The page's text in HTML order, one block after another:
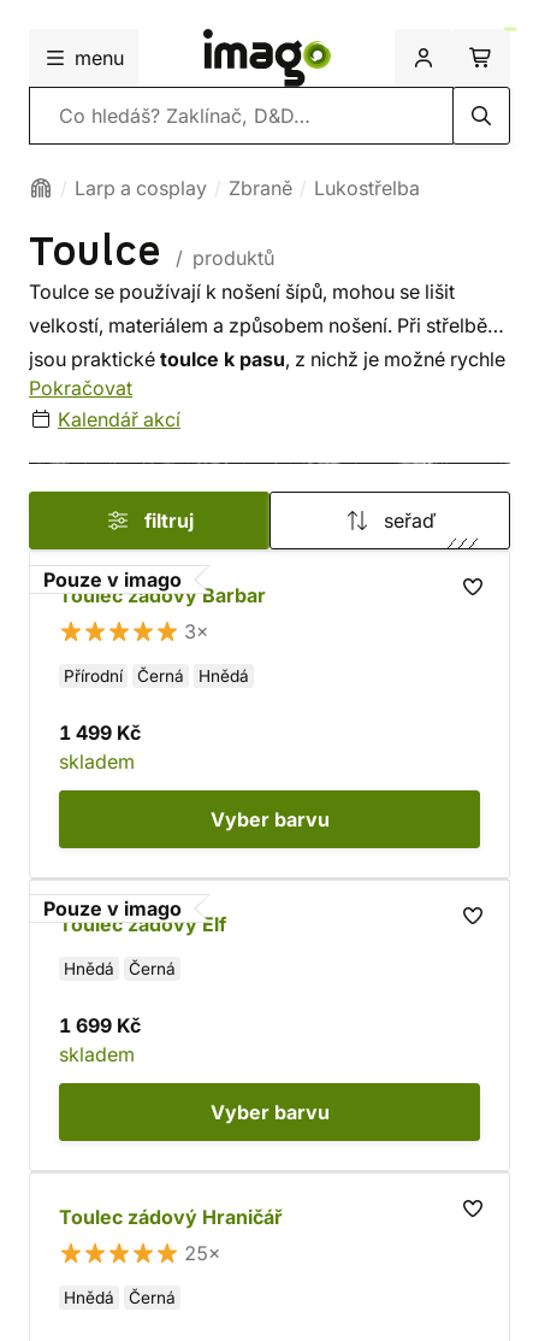
menu
Vyhledávání
Larp a cosplay Zbraně Lukostřelba
Toulce
/ produktů
Toulce se používají k nošení šípů, mohou se lišit
velkostí, materiálem a způsobem nošení. Při střelbě
jsou praktické toulce k pasu, z nichž je možné rychle
šíp vytáhnout a založit. Pro tradiční lukostřelbu
a zejména larp jsou vhodné
nepřekáží při pohybu. V naší dílně vyrábíme vlastní
plátěné a kožené toulce, idětské toulcepro malé
lučištníky.
Pokračovat
Kalendář akcí
filtruj seřaď
Pouze v imago
Toulec zádový Barbar
3×
Přírodní Černá Hnědá
1 499 Kč
skladem
Vyber barvu
Pouze v imago
Toulec zádový Elf
Hnědá Černá
1 699 Kč
skladem
Vyber barvu
Toulec zádový Hraničář
25×
Hnědá Černá